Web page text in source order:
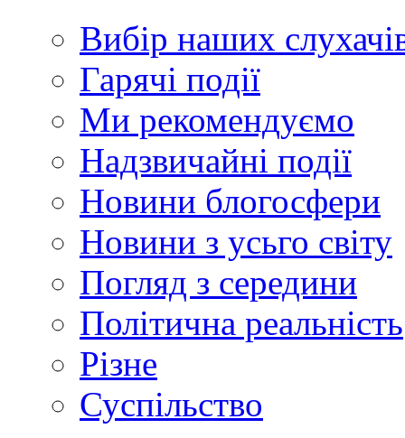
Вибір наших
Гарячі події
Ми рекомендуємо
Надзвичайні події
Новини блогосфери
Новини з усьго світу
Погляд з середини
Політична реальність
Різне
Суспільство